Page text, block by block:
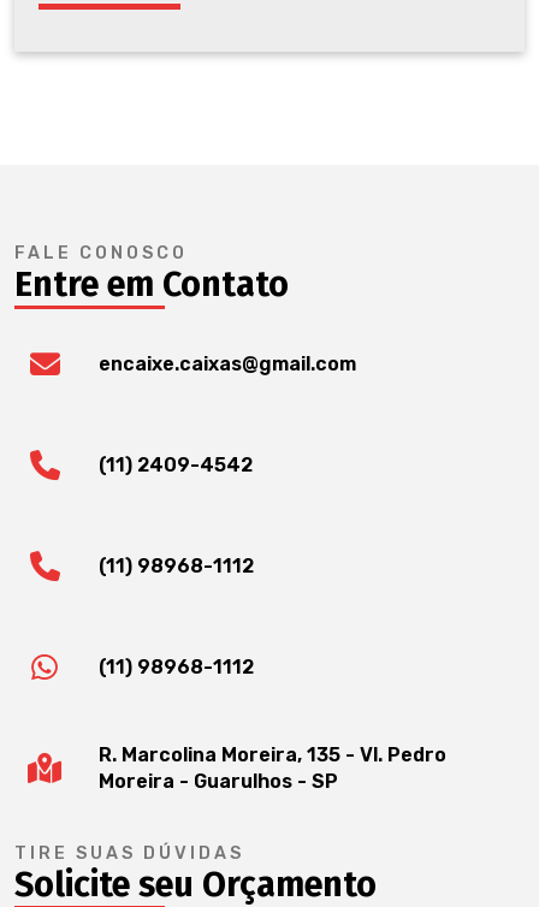
FALE CONOSCO
Entre em Contato
encaixe.caixas@gmail.com
(11) 2409-4542
(11) 98968-1112
(11) 98968-1112
R. Marcolina Moreira, 135 - Vl. Pedro
Moreira - Guarulhos - SP
TIRE SUAS DÚVIDAS
Solicite seu Orçamento